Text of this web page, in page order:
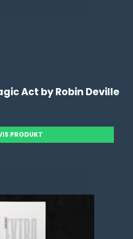
Act by Robin Deville
PRODUKT